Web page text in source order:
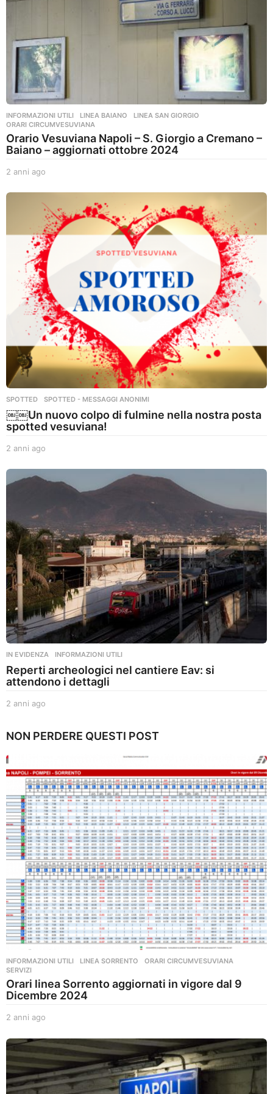
INFORMAZIONI UTILI ,LINEA BAIANO ,LINEA SAN GIORGIO
ORARI CIRCUMVESUVIANA
Orario Vesuviana Napoli – S. Giorgio a Cremano –
Baiano – aggiornati ottobre 2024
2 anni ago
n
n
i
a
g
o
SPOTTED ,SPOTTED - MESSAGGI ANONIMI
￼￼Un nuovo colpo di fulmine nella nostra posta
spotted vesuviana!
2 anni ago
n
n
o
IN EVIDENZA ,INFORMAZIONI UTILI
Reperti archeologici nel cantiere Eav: si
attendono i dettagli
2 anni ago
n
g
o
NON PERDERE QUESTI POST
INFORMAZIONI UTILI ,LINEA SORRENTO ,ORARI CIRCUMVESUVIANA
SERVIZI
Orari linea Sorrento aggiornati in vigore dal 9
Dicembre 2024
2 anni ago
n
n
i
a
g